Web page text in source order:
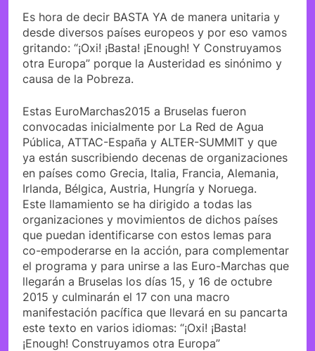
Es hora de decir BASTA YA de manera unitaria y
desde diversos países europeos y por eso vamos
gritando: “¡Oxi! ¡Basta! ¡Enough! Y Construyamos
otra Europa” porque la Austeridad es sinónimo y
causa de la Pobreza.
Estas EuroMarchas2015 a Bruselas fueron
convocadas inicialmente por La Red de Agua
Pública, ATTAC-España y ALTER-SUMMIT y que
ya están suscribiendo decenas de organizaciones
en países como Grecia, Italia, Francia, Alemania,
Irlanda, Bélgica, Austria, Hungría y Noruega.
Este llamamiento se ha dirigido a todas las
organizaciones y movimientos de dichos países
que puedan identificarse con estos lemas para
co-empoderarse en la acción, para complementar
el programa y para unirse a las Euro-Marchas que
llegarán a Bruselas los días 15, y 16 de octubre
2015 y culminarán el 17 con una macro
manifestación pacífica que llevará en su pancarta
este texto en varios idiomas: “¡Oxi! ¡Basta!
¡Enough! Construyamos otra Europa”